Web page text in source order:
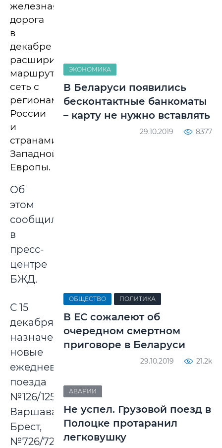
железная
дорога
в
декабре
расширит
маршрутную
сеть с
регионами
России
и
странами
Западной
Европы.
Об
этом
сообщили
в
пресс-
центре
БЖД.
С 15
декабря
назначены
новые
ежедневные
поезда
№126/125
Варшава–
Брест,
№726/725
ЭКОНОМИКА
В Беларуси появились
бесконтактные банкоматы
– карту не нужно вставлять
29.10.2019 8377
ОБЩЕСТВО ПОЛИТИКА
В ЕС сожалеют об
очередном смертном
приговоре в Беларуси
29.10.2019 21.2k
АВАРИИ
Не успел. Грузовой поезд в
Полоцке протаранил
легковушку